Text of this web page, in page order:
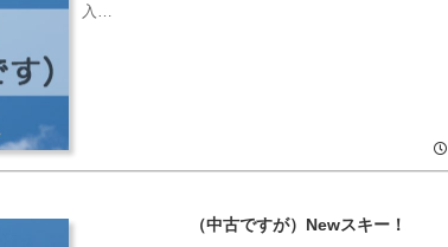
入…
（中古ですが）Newスキー！